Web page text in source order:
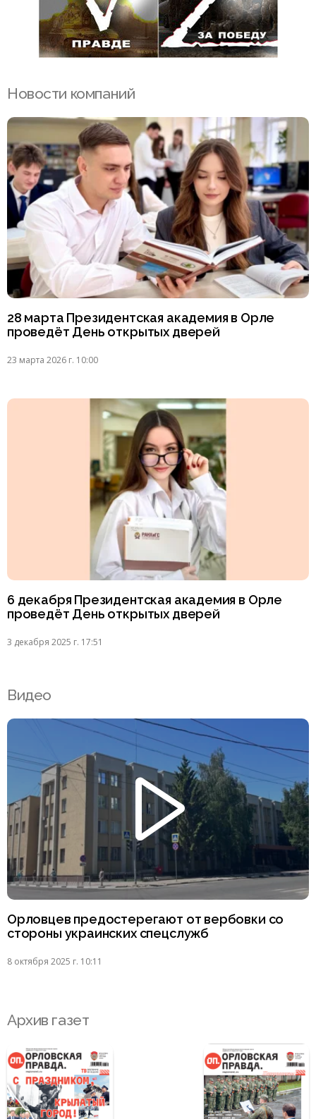
Новости компаний
28 марта Президентская академия в Орле
проведёт День открытых дверей
23 марта 2026 г. 10:00
6 декабря Президентская академия в Орле
проведёт День открытых дверей
3 декабря 2025 г. 17:51
Видео
Орловцев предостерегают от вербовки со
стороны украинских спецслужб
8 октября 2025 г. 10:11
Архив газет